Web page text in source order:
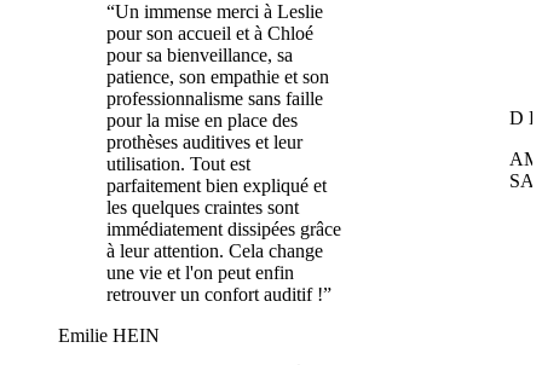
“Un immense merci à Leslie
pour son accueil et à Chloé
pour sa bienveillance, sa
patience, son empathie et son
professionnalisme sans faille
pour la mise en place des
prothèses auditives et leur
utilisation. Tout est
parfaitement bien expliqué et
les quelques craintes sont
immédiatement dissipées grâce
à leur attention. Cela change
une vie et l'on peut enfin
retrouver un confort auditif !”
Emilie HEIN
D